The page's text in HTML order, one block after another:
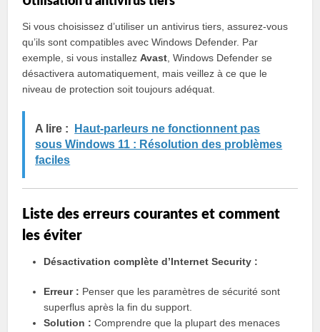
Si vous choisissez d’utiliser un antivirus tiers, assurez-vous
qu’ils sont compatibles avec Windows Defender. Par
exemple, si vous installezAvast , Windows Defender se
désactivera automatiquement, mais veillez à ce que le
niveau de protection soit toujours adéquat.
A lire :
Haut-parleurs ne fonctionnent pas
sous Windows 11 : Résolution des problèmes
faciles
Liste des erreurs courantes et comment
les éviter
Désactivation complète d’Internet Security :
Erreur : Penser que les paramètres de sécurité sont
superflus après la fin du support.
Solution : Comprendre que la plupart des menaces